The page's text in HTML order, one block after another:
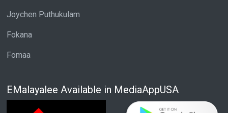
Joychen Puthukulam
Fokana
Fomaa
EMalayalee Available in MediaAppUSA